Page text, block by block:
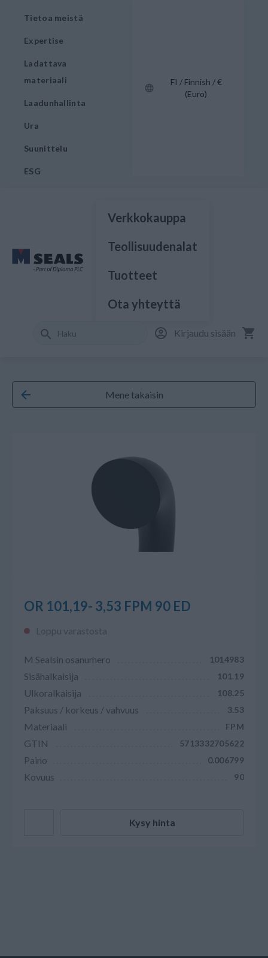
Tietoa meistä
Expertise
Ladattava
materiaali
Laadunhallinta
Ura
Suunittelu
ESG
FI / Finnish / €
(Euro)
Verkkokauppa
Teollisuudenalat
Tuotteet
Ota yhteyttä
Kirjaudu sisään
Mene takaisin
OR 101,19- 3,53 FPM 90 ED
Loppu varastosta
M Sealsin osanumero 1014983
Sisähalkaisija 101.19
Ulkoralkaisija 108.25
Paksuus / korkeus / vahvuus 3.53
Materiaali FPM
GTIN 5713332705622
Paino 0.006799
Kovuus 90
Kysy hinta